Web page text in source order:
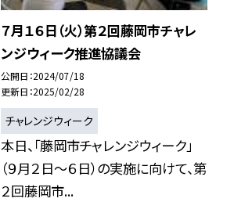
７月１６日（火）第２回藤岡市チャレ
ンジウィーク推進協議会
公開日 2024/07/18
更新日 2025/02/28
チャレンジウィーク
本日、「藤岡市チャレンジウィーク」
（９月２日〜６日）の実施に向けて、第
２回藤岡市...